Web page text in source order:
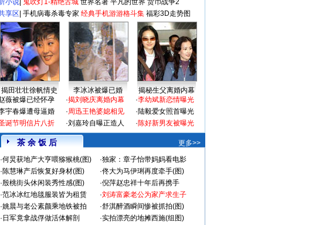
小说 鬼吹灯1-精绝古城 世界名著 平凡的世界 货币战争2
享区 手机病毒杀毒专家 经典手机游游格斗集 福彩3D走势图
揭田壮壮徐帆情史 李冰冰被爆已婚
揭秘生父离婚内幕
薇被爆已经怀孕
宇春爆遭母逼婚
诞节明信片八折
·揭刘晓庆离婚内幕
·周迅王艳婆媳相见
·刘嘉玲自曝正造人
·李幼斌新恋情曝光
·陆毅爱女照首曝光
·陈好新男友被曝光
茶 余 饭 后
更多>>
·何炅获地产大亨喂猕猴桃(图) ·独家：章子怡带妈妈看电影
·陈慧琳产后恢复好身材(图) ·佟大为马伊琍再度牵手(图)
·殷桃街头休闲装秀性感(图) ·倪萍赵忠祥十年后再携手
·范冰冰红地毯服装皆为租赁 ·刘涛富豪老公为家产求生子
·姚晨与老公素颜乘地铁被拍 ·舒淇醉酒瞬间惨被抓拍(图)
· 日军竟拿战俘做活体解剖 ·实拍漂亮的地摊西施(组图)